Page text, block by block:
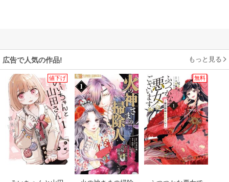
広告で人気の作品! もっと見る
値下げ 無料